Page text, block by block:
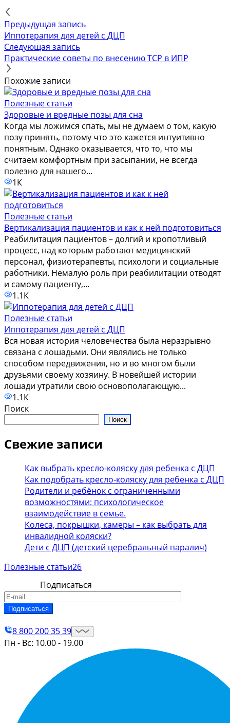
Предыдущая запись
Иппотерапия для детей с ДЦП
Следующая запись
Практические советы по внесению ТСР в ИПР
Похожие записи
Полезные статьи
Здоровые и вредные позы для сна
Когда мы ложимся спать, мы не думаем о том, какую
позу принять, потому что это кажется интуитивно
понятным. Однако оказывается, что то, что мы
считаем комфортным при засыпании, не всегда
полезно для нашего...
1К
Полезные статьи
Вертикализация пациентов и как к ней подготовиться
Реабилитация пациентов – долгий и кропотливый
процесс, над которым работают медицинский
персонал, физиотерапевты, психологи и социальные
работники. Немалую роль при реабилитации отводят
и самому пациенту,...
1.1К
Полезные статьи
Иппотерапия для детей с ДЦП
Вся новая история человечества была неразрывно
связана с лошадьми. Они являлись не только
способом передвижения, но и во многом были
друзьями своему хозяину. В новейшей истории
лошади утратили свою основополагающую...
1.1К
Поиск
Поиск
Свежие записи
Как выбрать кресло-коляску для ребенка с ДЦП
Как подобрать кресло-коляску для ребенка с ДЦП
Родители и ребёнок с ограниченными
возможностями: психологическое
взаимодействие в семье.
Колеса, покрышки, камеры – как выбрать для
инвалидной коляски?
Дети с ДЦП (детский церебральный паралич)
Полезные статьи26
Подписаться
8 800 200 35 39
Пн - Вс: 10.00 - 19.00